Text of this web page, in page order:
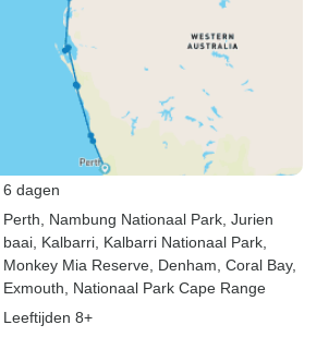
6 dagen
Perth , Nambung Nationaal Park , Jurien
baai , Kalbarri , Kalbarri Nationaal Park
Monkey Mia Reserve , Denham , Coral Bay,
Exmouth , Nationaal Park Cape Range
Leeftijden 8+